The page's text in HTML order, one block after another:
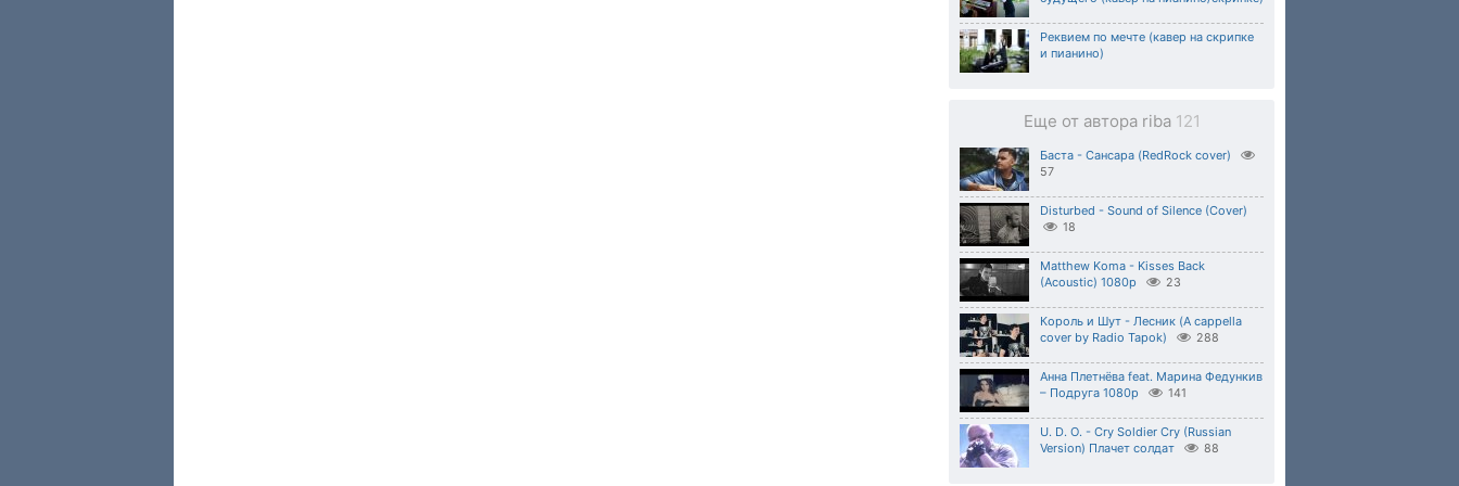
Реквием по мечте (кавер на скрипке
и пианино)
Еще от автора riba 121
Баста - Сансара (RedRock cover)
57
Disturbed - Sound of Silence (Cover)
18
Matthew Koma - Kisses Back
(Acoustic) 1080p
23
Король и Шут - Лесник (A cappella
cover by Radio Tapok)
288
Анна Плетнёва feat. Марина Федункив
– Подруга 1080p
141
U. D. O. - Cry Soldier Cry (Russian
Version) Плачет солдат
88